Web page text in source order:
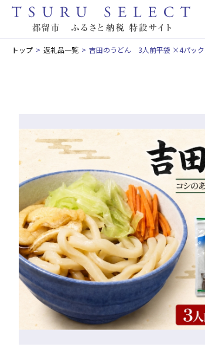
トップ 返礼品一覧 吉田のうどん 3人前平袋 ×4パック